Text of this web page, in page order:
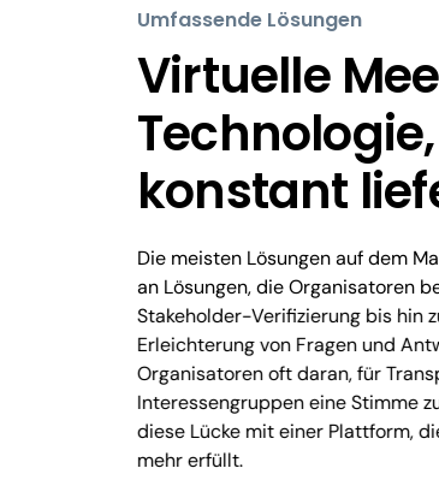
Umfassende Lösungen
Virtuelle
konstant
Die meisten Lösungen auf dem
an Lösungen, die Organisatoren
Stakeholder-Verifizierung bis hin
Erleichterung von Fragen und
Organisatoren oft daran, für
Interessengruppen eine Stimme
diese Lücke mit einer Plattform,
mehr erfüllt.